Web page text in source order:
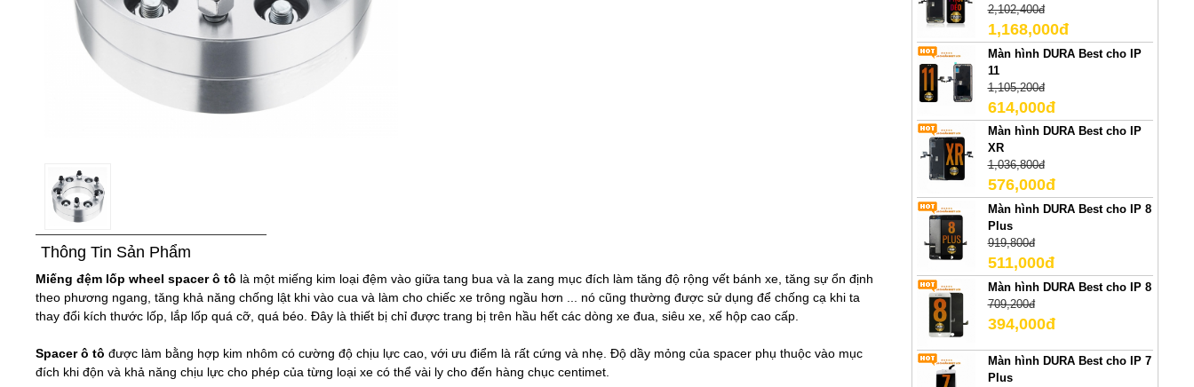
Thông Tin Sản Phẩm
Miếng đệm lốp wheel spacer ô tô là một miếng kim loại đệm vào giữa tang bua và la zang mục đích làm tăng độ rộng vết bánh xe, tăng sự ổn định
theo phương ngang, tăng khả năng chống lật khi vào cua và làm cho chiếc xe trông ngầu hơn ... nó cũng thường được sử dụng để chống cạ khi ta
thay đổi kích thước lốp, lắp lốp quá cỡ, quá béo. Đây là thiết bị chỉ được trang bị trên hầu hết các dòng xe đua, siêu xe, xế hộp cao cấp.
Spacer ô tô được làm bằng hợp kim nhôm có cường độ chịu lực cao, với ưu điểm là rất cứng và nhẹ. Độ dầy mỏng của spacer phụ thuộc vào mục
đích khi độn và khả năng chịu lực cho phép của từng loại xe có thể vài ly cho đến hàng chục centimet.
2,102,400đ
1,168,000đ
Màn hình DURA Best cho IP
11
1,105,200đ
614,000đ
Màn hình DURA Best cho IP
XR
1,036,800đ
576,000đ
Màn hình DURA Best cho IP 8
Plus
919,800đ
511,000đ
Màn hình DURA Best cho IP 8
709,200đ
394,000đ
Màn hình DURA Best cho IP 7
Plus